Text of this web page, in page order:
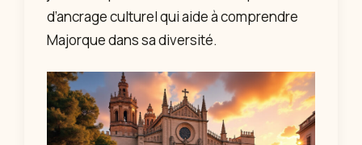
d’ancrage culturel qui aide à comprendre
Majorque dans sa diversité.